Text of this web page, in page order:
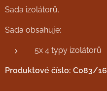
Sada izolátorů.
Sada obsahuje:
5x 4 typy izolátorů
Produktové číslo: C083/16